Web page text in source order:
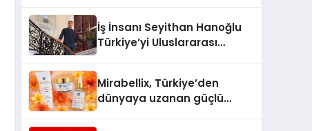
İş İnsanı Seyithan Hanoğlu
Türkiye’yi Uluslararası
Mirabellix, Türkiye’den
dünyaya uzanan güçlü